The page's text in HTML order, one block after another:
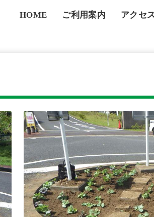
HOME ご利用案内 アクセ